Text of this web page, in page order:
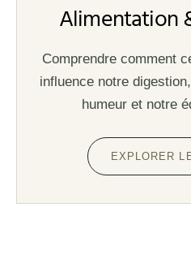
Alimentation
Comprendre comment
influence notre
humeur et notre
EXPLORER